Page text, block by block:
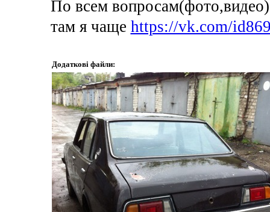
По всем
там я чаще https://vk.com/
Додаткові файли: